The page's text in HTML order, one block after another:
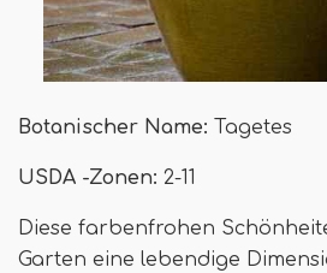
Botanischer Name: Tagetes
USDA -Zonen: 2-11
Diese farbenfrohen
Garten eine lebendige